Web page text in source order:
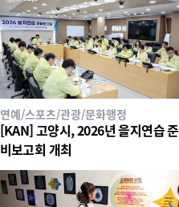
연예/스포츠/관광/문화행정
[KAN] 고양시, 2026년 을지연습 준
비보고회 개최